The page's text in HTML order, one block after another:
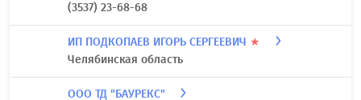
(3537) 23-68-68
ИП ПОДКОПАЕВ ИГОРЬ СЕРГЕЕВИЧ ★
Челябинская область
ООО ТД "БАУРЕКС"